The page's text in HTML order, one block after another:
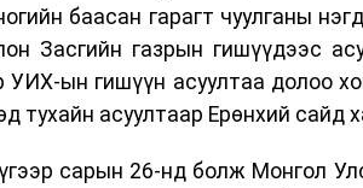
баасан гарагт чуулганы
Засгийн газрын гишүүдээс
УИХ-ын гишүүн асуултаа долоо
тухайн асуултаар Ерөнхий сайд
сарын 26-нд болж Монгол